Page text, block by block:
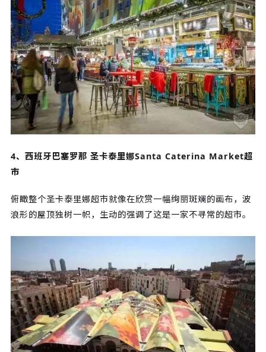
4、西班牙巴塞罗那 圣卡泰里娜Santa Caterina Market超
市
俯瞰整个圣卡泰里娜超市就像在欣赏一幅绚丽斑斓的画布，波
浪形的屋顶独树一帜，生动的强调了这是一家不寻常的超市。